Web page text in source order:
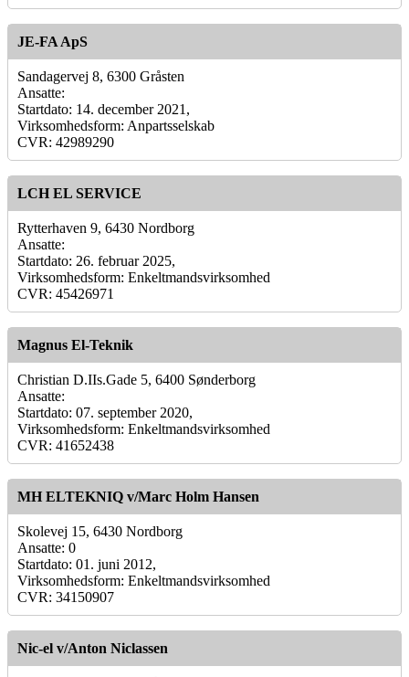
JE-FA ApS
Sandagervej 8, 6300 Gråsten
Ansatte:
Startdato: 14. december 2021,
Virksomhedsform: Anpartsselskab
CVR: 42989290
LCH EL SERVICE
Rytterhaven 9, 6430 Nordborg
Ansatte:
Startdato: 26. februar 2025,
Virksomhedsform: Enkeltmandsvirksomhed
CVR: 45426971
Magnus El-Teknik
Christian D.IIs.Gade 5, 6400 Sønderborg
Ansatte:
Startdato: 07. september 2020,
Virksomhedsform: Enkeltmandsvirksomhed
CVR: 41652438
MH ELTEKNIQ v/Marc Holm Hansen
Skolevej 15, 6430 Nordborg
Ansatte: 0
Startdato: 01. juni 2012,
Virksomhedsform: Enkeltmandsvirksomhed
CVR: 34150907
Nic-el v/Anton Niclassen